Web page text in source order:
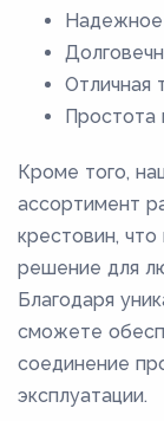
Надежное
Отличная
Простота
Кроме того,
ассортимент
крестовин,
решение для
Благодаря
сможете
соединение
эксплуатации.